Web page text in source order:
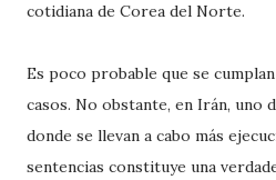
cotidiana de Corea del Norte.
Es poco probable que se
casos. No obstante, en Irán, uno
donde se llevan a cabo más
sentencias constituye una